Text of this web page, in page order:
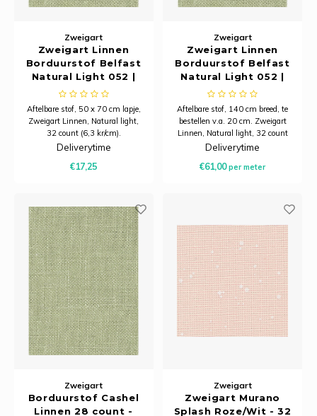
Zweigart
Zweigart Linnen
Borduurstof Belfast
Natural Light 052 |
32 Count (12,6/cm) |
50 x 70 cm
Aftelbare stof, 50 x 70 cm lapje,
Zweigart Linnen, Natural light,
32 count (6,3 kr/cm).
Deliverytime
€17,25
Zweigart
Zweigart Linnen
Borduurstof Belfast
Natural Light 052 |
32 Count (12,6/cm) |
140 cm breed
Aftelbare stof, 140 cm breed, te
bestellen v.a. 20 cm. Zweigart
Linnen, Natural light, 32 count
(6,3 kr/cm).
Deliverytime
€61,00per meter
Zweigart
Borduurstof Cashel
Linnen 28 count -
Zweigart
Zweigart Murano
Splash Roze/Wit - 32